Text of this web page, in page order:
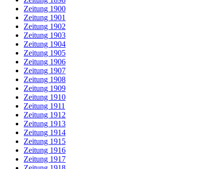
Zeitung 1900
Zeitung 1901
Zeitung 1902
Zeitung 1903
Zeitung 1904
Zeitung 1905
Zeitung 1906
Zeitung 1907
Zeitung 1908
Zeitung 1909
Zeitung 1910
Zeitung 1911
Zeitung 1912
Zeitung 1913
Zeitung 1914
Zeitung 1915
Zeitung 1916
Zeitung 1917